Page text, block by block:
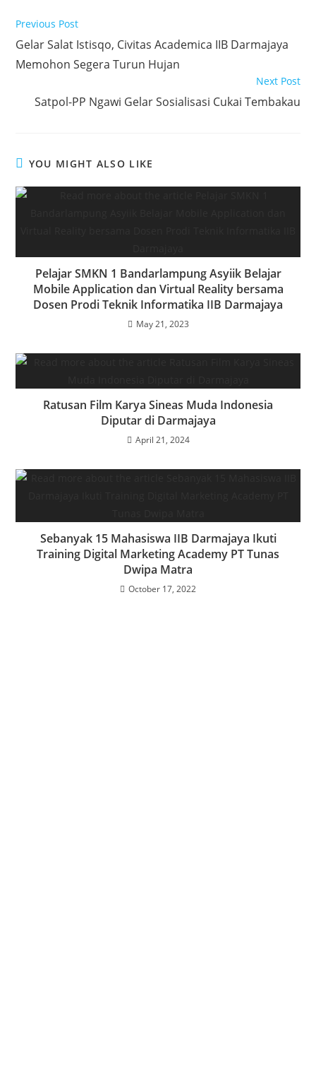
e
b
o
k
er
A
p
dI
n
Read
more
articles
Previous Post
Gelar Salat Istisqo, Civitas Academica IIB Darmajaya
Memohon Segera Turun Hujan
Next Post
Satpol-PP Ngawi Gelar Sosialisasi Cukai Tembakau
YOU MIGHT ALSO LIKE
Pelajar SMKN 1 Bandarlampung Asyiik Belajar
Mobile Application dan Virtual Reality bersama
Dosen Prodi Teknik Informatika IIB Darmajaya
May 21, 2023
Ratusan Film Karya Sineas Muda Indonesia
Diputar di Darmajaya
April 21, 2024
Sebanyak 15 Mahasiswa IIB Darmajaya Ikuti
Training Digital Marketing Academy PT Tunas
Dwipa Matra
October 17, 2022